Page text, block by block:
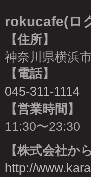
rokucafe(ロ
【住所】
神奈川県横浜
【電話】
045-311-1114
【営業時間】
11:30〜23:30
【株式会社か
http://